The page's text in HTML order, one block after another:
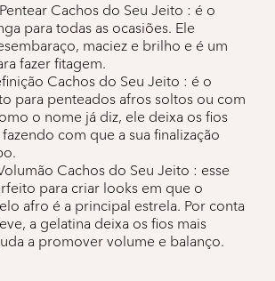
Cachos do Seu Jeito : é o
para todas as ocasiões. Ele
maciez e brilho e é um
fazer fitagem.
Cachos do Seu Jeito : é o
para penteados afros soltos ou com
o nome já diz, ele deixa os fios
com que a sua finalização
Cachos do Seu Jeito : esse
para criar looks em que o
afro é a principal estrela. Por conta
a gelatina deixa os fios mais
a promover volume e balanço.